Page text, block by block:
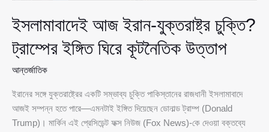
ইসলামাবাদেই আজ ইরান-যুক্তরাষ্ট্র চুক্তি?
ট্রাম্পের ইঙ্গিত ঘিরে কূটনৈতিক উত্তাপ
আন্তর্জাতিক
ইরানের সঙ্গে যুক্তরাষ্ট্রের একটি সম্ভাব্য চুক্তি পাকিস্তানের রাজধানী ইসলামাবাদে
আজই সম্পন্ন হতে পারে—এমনটাই ইঙ্গিত দিয়েছেন ডোনাল্ড ট্রাম্প (Donald
Trump)। মার্কিন এই প্রেসিডেন্ট ফক্স নিউজ (Fox News)-কে দেওয়া বক্তব্যে